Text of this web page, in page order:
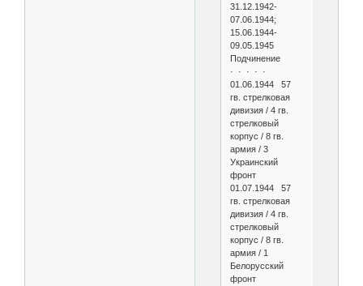
31.12.1942-
07.06.1944;
15.06.1944-
09.05.1945
Подчинение
· · · · ·
01.06.1944 57
гв. стрелковая
дивизия / 4 гв.
стрелковый
корпус / 8 гв.
армия / 3
Украинский
фронт
01.07.1944 57
гв. стрелковая
дивизия / 4 гв.
стрелковый
корпус / 8 гв.
армия / 1
Белорусский
фронт